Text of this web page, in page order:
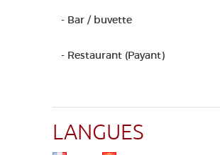
- Bar / buvette
- Restaurant (Payant)
LANGUES